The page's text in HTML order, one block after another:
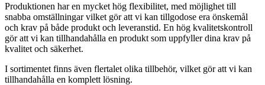
Produktionen har en mycket hög flexibilitet, med möjlighet till
snabba omställningar vilket gör att vi kan tillgodose era önskemål
och krav på både produkt och leveranstid. En hög kvalitetskontroll
gör att vi kan tillhandahålla en produkt som uppfyller dina krav på
kvalitet och säkerhet.
I sortimentet finns även flertalet olika tillbehör, vilket gör att vi kan
tillhandahålla en komplett lösning.